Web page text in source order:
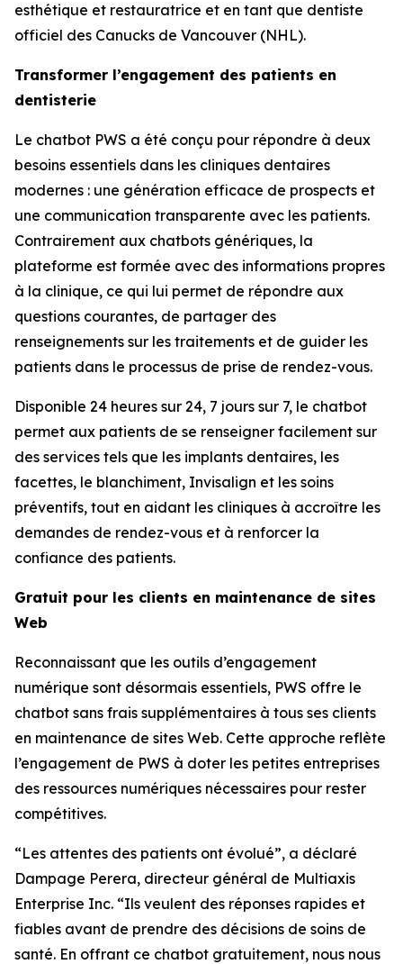
esthétique et restauratrice et en tant que dentiste
officiel des Canucks de Vancouver (NHL).
Transformer l’engagement des patients en
dentisterie
Le chatbot PWS a été conçu pour répondre à deux
besoins essentiels dans les cliniques dentaires
modernes : une génération efficace de prospects et
une communication transparente avec les patients.
Contrairement aux chatbots génériques, la
plateforme est formée avec des informations propres
à la clinique, ce qui lui permet de répondre aux
questions courantes, de partager des
renseignements sur les traitements et de guider les
patients dans le processus de prise de rendez-vous.
Disponible 24 heures sur 24, 7 jours sur 7, le chatbot
permet aux patients de se renseigner facilement sur
des services tels que les implants dentaires, les
facettes, le blanchiment, Invisalign et les soins
préventifs, tout en aidant les cliniques à accroître les
demandes de rendez-vous et à renforcer la
confiance des patients.
Gratuit pour les clients en maintenance de sites
Web
Reconnaissant que les outils d’engagement
numérique sont désormais essentiels, PWS offre le
chatbot sans frais supplémentaires à tous ses clients
en maintenance de sites Web. Cette approche reflète
l’engagement de PWS à doter les petites entreprises
des ressources numériques nécessaires pour rester
compétitives.
“Les attentes des patients ont évolué”, a déclaré
Dampage Perera, directeur général de Multiaxis
Enterprise Inc. “Ils veulent des réponses rapides et
fiables avant de prendre des décisions de soins de
santé. En offrant ce chatbot gratuitement, nous nous